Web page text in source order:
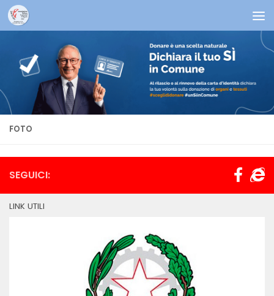
Salta al contenuto
FOTO
SEGUICI:
LINK UTILI